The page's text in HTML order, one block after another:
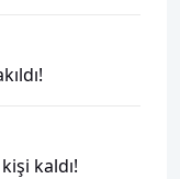
kaldı!